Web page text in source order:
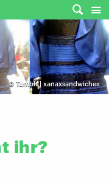
© Tumblr | xanaxsandwiches
ihr?